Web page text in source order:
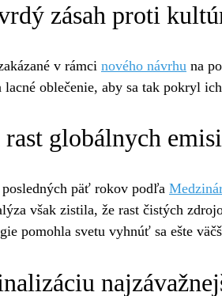
zásah proti
v rámci nového návrhu na
oblečenie, aby sa tak pokryl
rast globálnych
päť rokov podľa
však zistila, že rast čistých
pomohla svetu vyhnúť sa ešte